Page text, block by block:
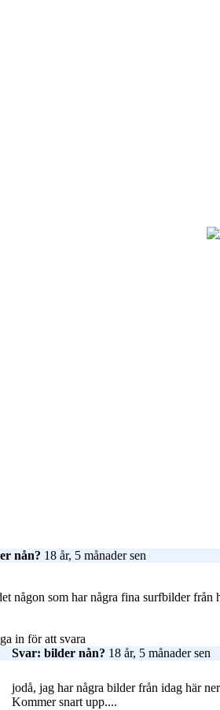
nån? 18 år, 5 månader sen
någon som har några fina surfbilder från
in för att svara
Svar: bilder nån? 18 år, 5 månader sen
jodå, jag har några bilder från idag här
Kommer snart upp....